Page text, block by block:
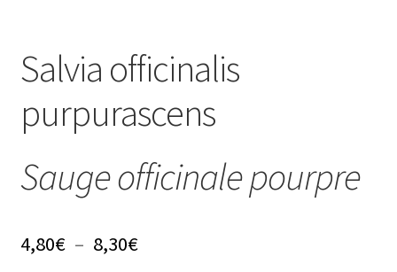
Salvia officinalis
purpurascens
Sauge officinale pourpre
4,80€ – 8,30€Plage